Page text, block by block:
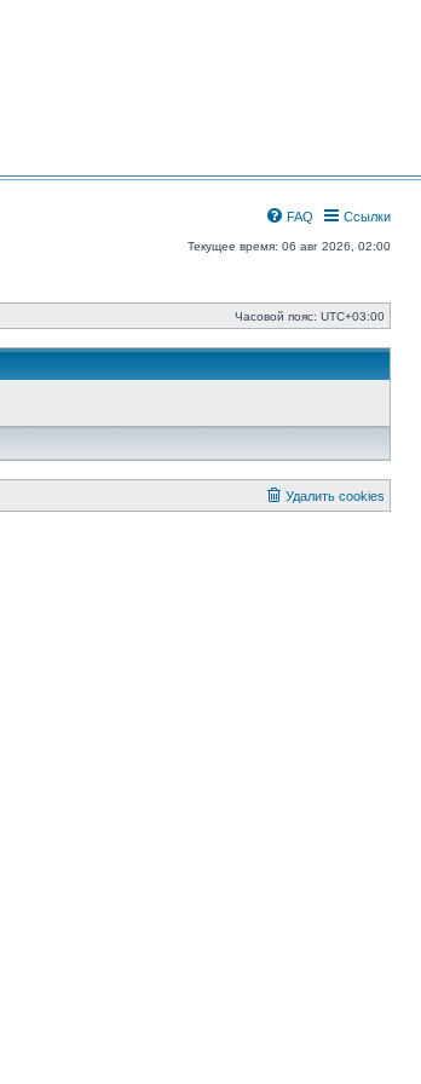
Ссылки
FAQ
Текущее время: 06 авг 2026, 02:00
Часовой пояс: UTC+03:00
Удалить cookies